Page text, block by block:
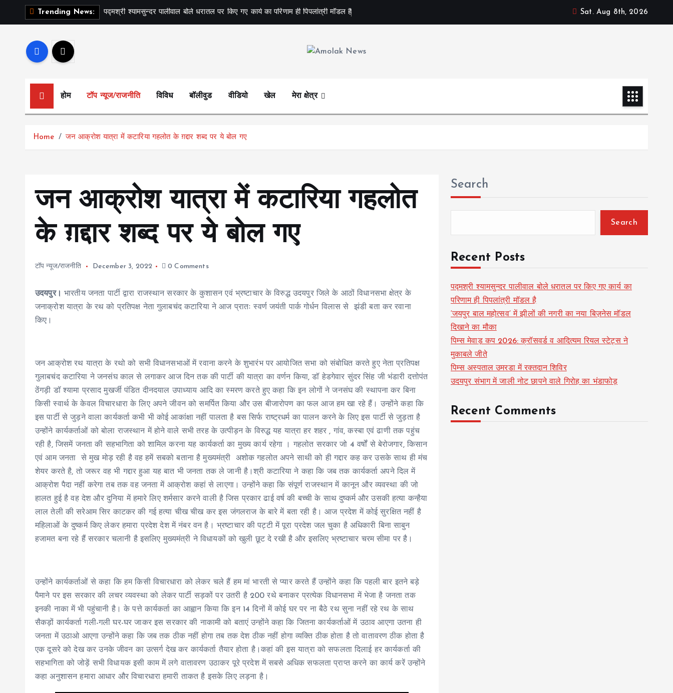
Trending News: पद्मश्री श्यामसुन्दर पालीवाल बोले धरातल पर किए गए कार्य का परिणाम ही पिपलांत्री मॉडल है Sat. Aug 8th, 2026
होम टॉप न्यूज/राजनीति विविध बॉलीवुड वीडियो खेल मेरा क्षेत्र
Home जन आक्रोश यात्रा में कटारिया गहलोत के ग़द्दार शब्द पर ये बोल गए
जन आक्रोश यात्रा में कटारिया गहलोत
के ग़द्दार शब्द पर ये बोल गए
टॉप न्यूज/राजनीति December 3, 2022 0 Comments
उदयपुर।
भारतीय जनता पार्टी द्वारा राजस्थान सरकार के कुशासन एवं भ्रष्टाचार के विरुद्ध उदयपुर जिले के आठों विधानसभा क्षेत्र के
जनाक्रोश यात्रा के रथ को प्रतिपक्ष नेता गुलाबचंद कटारिया ने आज प्रातः स्वर्ण जयंती पार्क गोर्धन विलास से झंडी बता कर रवाना
किए।
जन आक्रोश रथ यात्रा के रथो को सभी विधानसभाओं में रवाना करने के शुभारंभ पर आयोजित सभा को संबोधित करते हुए नेता प्रतिपक्ष
गुलाबचंद कटारिया ने जनसंघ काल से लगाकर आज दिन तक की पार्टी की यात्रा का वर्णन किया, डॉ हेडगेवार सुंदर सिंह जी भंडारी दत्तोपंत
ठेंगड़ी डॉ श्यामा प्रसाद मुखर्जी पंडित दीनदयाल उपाध्याय आदि का स्मरण करते हुए कहा कि इन लोगों ने जनसंघ की स्थापना कर बिना
किसी स्वार्थ के केवल विचारधारा के लिए अपने जीवन को समर्पित किया और उस बीजारोपण का फल आज हम खा रहे हैं। उन्होंने कहा कि
इस पार्टी से जुड़ने वाला कार्यकर्ता कभी भी कोई आकांक्षा नहीं पालता है बस सिर्फ राष्ट्रधर्म का पालन करने के लिए इस पार्टी से जुड़ता है
उन्होंने कार्यकर्ताओं को बोला राजस्थान में होने वाले सभी तरह के उत्पीड़न के विरुद्ध यह यात्रा हर शहर , गांव, कस्बा एवं ढाणी तक पहुंच
रही है, जिसमें जनता की सहभागिता को शामिल करना यह कार्यकर्ता का मुख्य कार्य रहेगा । गहलोत सरकार जो 4 वर्षों से बेरोजगार, किसान
एवं आम जनता से मुख मोड़ रही है वह हमें सबको बताना है मुख्यमंत्री अशोक गहलोत अपने साथी को ही गद्दार कह कर उसके साथ ही मंच
शेयर करते है, तो जरूर वह भी गद्दार हुआ यह बात भी जनता तक ले जानी है।श्री कटारिया ने कहा कि जब तक कार्यकर्ता अपने दिल में
आक्रोश पैदा नहीं करेगा तब तक वह जनता में आक्रोश कहां से लाएगा। उन्होंने कहा कि संपूर्ण राजस्थान में कानून और व्यवस्था की जो
हालत हुई है वह देश और दुनिया में हमारे लिए शर्मसार करने वाली है जिस प्रकार ढाई वर्ष की बच्ची के साथ दुष्कर्म और उसकी हत्या कन्हैया
लाल तेली की सरेआम सिर काटकर की गई हत्या चीख चीख कर इस जंगलराज के बारे में बता रही है। आज प्रदेश में कोई सुरक्षित नहीं है
महिलाओं के दुष्कर्म किए लेकर हमारा प्रदेश देश में नंबर वन है। भ्रष्टाचार की पट्टी में पूरा प्रदेश जल चुका है अधिकारी बिना साबुन
हजामत बना रहे हैं सरकार चलानी है इसलिए मुख्यमंत्री ने विधायकों को खुली छूट दे रखी है और इसलिए भ्रष्टाचार चरम सीमा पर है।
उन्होंने कार्यकर्ताओं से कहा कि हम किसी विचारधारा को लेकर चले हैं हम मां भारती से प्यार करते हैं उन्होंने कहा कि पहली बार इतने बड़े
पैमाने पर इस सरकार की लचर व्यवस्था को लेकर पार्टी सड़कों पर उतरी है 200 रथे बनाकर प्रत्येक विधानसभा में भेजा है जनता तक
इनकी नाका में भी पहुंचानी है। के पत्ते कार्यकर्ता का आह्वान किया कि इन 14 दिनों में कोई घर पर ना बैठे रथ सुना नहीं रहे रथ के साथ
सैकड़ों कार्यकर्ता गली-गली घर-घर जाकर इस सरकार की नाकामी को बताएं उन्होंने कहा कि जितना कार्यकर्ताओं में उठाव आएगा उतना ही
जनता में उठाओ आएगा उन्होंने कहा कि जब तक ठीक नहीं होगा तब तक देश ठीक नहीं होगा व्यक्ति ठीक होता है तो वातावरण ठीक होता है
एक दूसरे को देख कर उनके जीवन का उत्सर्ग देख कर कार्यकर्ता तैयार होता है।कहां की इस यात्रा को सफलता दिलाई हर कार्यकर्ता की
सहभागिता को जोड़ें सभी विधायक इसी काम में लगे वातावरण उठाकर पूरे प्रदेश में सबसे अधिक सफलता प्राप्त करने का कार्य करें उन्होंने
कहा अनुशासन हमारा आधार और विचारधारा हमारी ताकत है इसके लिए लड़ना है।
Search
Search
Recent Posts
पद्मश्री श्यामसुन्दर पालीवाल बोले धरातल पर किए गए कार्य का
परिणाम ही पिपलांत्री मॉडल है
‘जयपुर बाल महोत्सव’ में झीलों की नगरी का नया बिज़नेस मॉडल
दिखाने का मौका
पिम्स मेवाड़ कप 2026: क्रॉसवर्ड व आदित्यम रियल स्टेट्स ने
मुकाबले जीते
पिम्स अस्पताल उमरडा में रक्तदान शिविर
उदयपुर संभाग में जाली नोट छापने वाले गिरोह का भंडाफोड़
Recent Comments